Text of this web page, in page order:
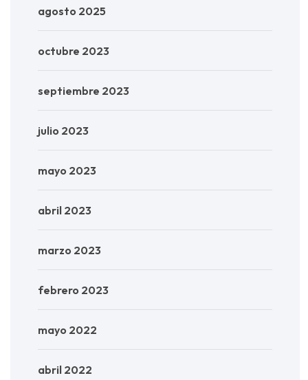
agosto 2025
octubre 2023
septiembre 2023
julio 2023
mayo 2023
abril 2023
marzo 2023
febrero 2023
mayo 2022
abril 2022